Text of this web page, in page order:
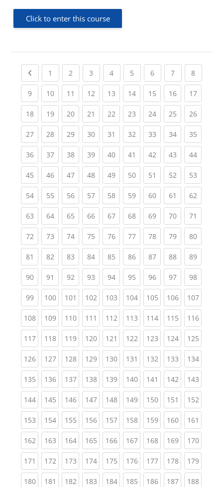
Click to enter this course
Previous page
1 (current)
2 (current)
3 (current)
4(current)
5 (current)
6(current)
7(current)
8(current)
9(current)
10(current)
11 (current)
12(current)
13(current)
14(current)
15(current)
16(current)
17
18(current)
19(current)
20(current)
21 (current)
22(current)
23(current)
24(current)
25(current)
26
27(current)
28(current)
29(current)
30(current)
31 (current)
32(current)
33(current)
34(current)
35
36(current)
37(current)
38(current)
39(current)
40(current)
41 (current)
42(current)
43(current)
44
45(current)
46(current)
47(current)
48(current)
49(current)
50(current)
51 (current)
52(current)
53
54(current)
55(current)
56(current)
57(current)
58(current)
59(current)
60(current)
61 (current)
62
63(current)
64(current)
65(current)
66(current)
67(current)
68(current)
69(current)
70(current)
71
72(current)
73(current)
74(current)
75(current)
76(current)
77(current)
78(current)
79(current)
80
81 (current)
82(current)
83(current)
84(current)
85(current)
86(current)
87(current)
88(current)
89
90(current)
91 (current)
92(current)
93(current)
94(current)
95(current)
96(current)
97(current)
98
99(current)
100(current)
101 (current)
102(current)
103(current)
104(current)
105(current)
106(current)
107
108(current)
109(current)
110(current)
111 (current)
112(current)
113(current)
114(current)
115(current)
116
117(current)
118(current)
119(current)
120(current)
121 (current)
122(current)
123(current)
124(current)
125
126(current)
127(current)
128(current)
129(current)
130(current)
131 (current)
132(current)
133(current)
134
135(current)
136(current)
137(current)
138(current)
139(current)
140(current)
141 (current)
142(current)
143
144(current)
145(current)
146(current)
147(current)
148(current)
149(current)
150(current)
151 (current)
152
153(current)
154(current)
155(current)
156(current)
157(current)
158(current)
159(current)
160(current)
161
162(current)
163(current)
164(current)
165(current)
166(current)
167(current)
168(current)
169(current)
170
171 (current)
172(current)
173(current)
174(current)
175(current)
176(current)
177(current)
178(current)
179
180(current)
181 (current)
182(current)
183(current)
184(current)
185(current)
186(current)
187(current)
188